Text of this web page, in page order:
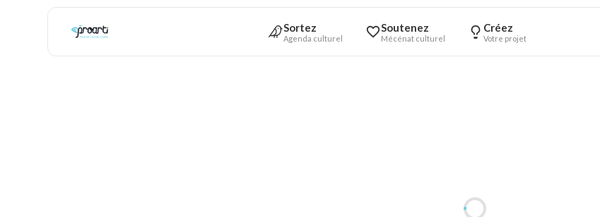
Sortez
Agenda culturel
Soutenez
Mécénat culturel
Créez
Votre projet